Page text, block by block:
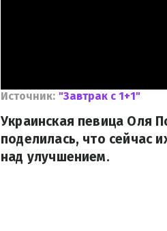
Источник: "Завтрак с 1+1"
Украинская певица Оля
поделилась, что сейчас
над улучшением.